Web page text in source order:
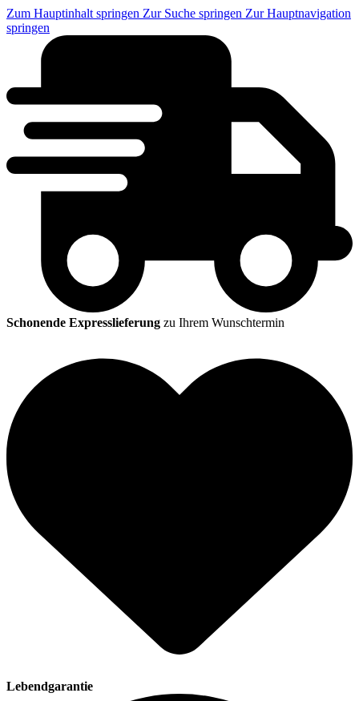
Zum Hauptinhalt springen Zur Suche springen Zur Hauptnavigation
springen
Schonende Expresslieferung zu Ihrem Wunschtermin
Lebendgarantie